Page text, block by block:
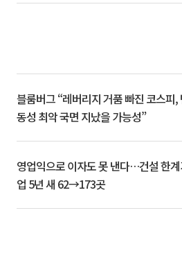
블룸버그 “레버리지 거품 빠진 코스피,
동성 최악 국면 지났을 가능성”
영업익으로 이자도 못 낸다…건설 한
업 5년 새 62→173곳